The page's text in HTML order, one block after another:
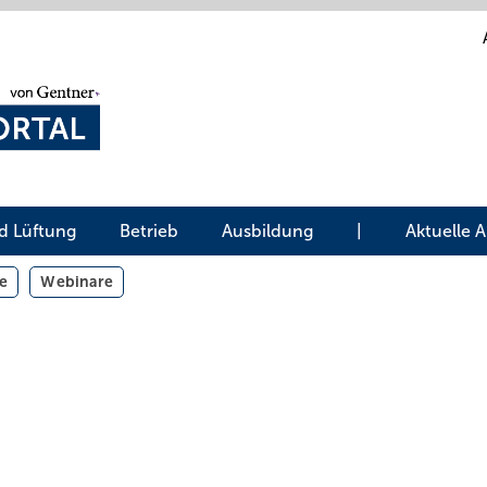
Lüftung Betrieb Ausbildung Aktuelle
Webinare